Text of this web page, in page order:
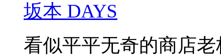
坂本 DAYS
看似平平无奇的商店老